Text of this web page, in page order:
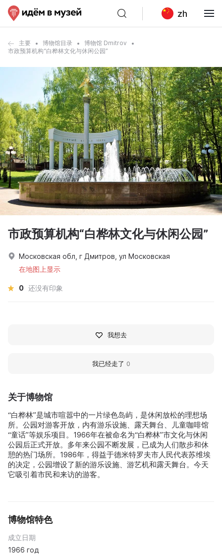
zh
主要 博物馆目录
博物馆 Dmitrov
市政预算机构“白桦林文化与休闲公园”
关于博物馆
“白桦林”是城市喧嚣中的一片绿色岛屿，是休闲放松的理想场
所。公园对游客开放，内有游乐设施、露天舞台、儿童咖啡馆
“童话”等娱乐项目。1966年在被命名为“白桦林”市文化与休闲
公园后正式开放。多年来公园不断发展，已成为人们散步和休
憩的热门场所。1986年，得益于德米特罗夫市人民代表苏维埃
的决定，公园增设了新的游乐设施、游艺机和露天舞台。今天
它吸引着市民和来访的游客。
博物馆特色
成立日期
1966 год
市政预算机构“白桦林文化与休闲公园”
Московская обл, г Дмитров, ул Московская
在地图上显示
0 还没有印象
我想去
我已经走了 0